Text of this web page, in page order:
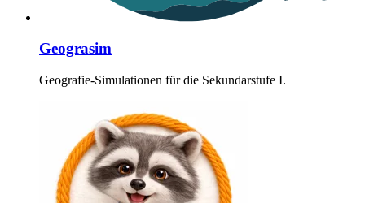
Geograsim
Geografie-Simulationen für die Sekundarstufe I.